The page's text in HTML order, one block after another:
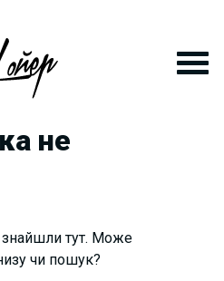
не
тут. Може
чи пошук?